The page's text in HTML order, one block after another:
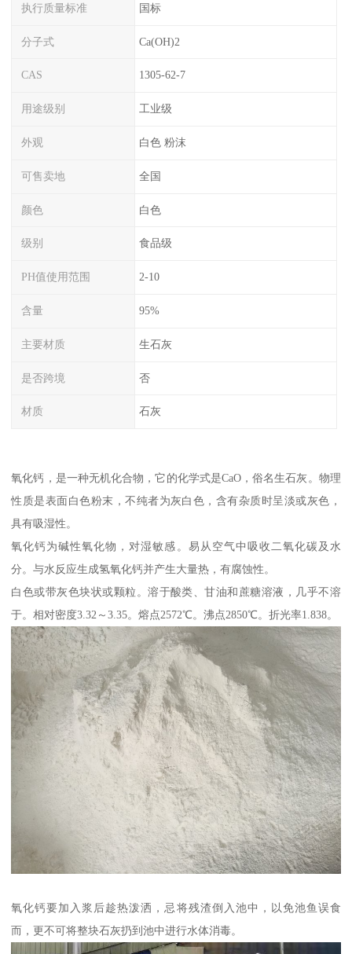
执行质量标准 国标
分子式 Ca(OH)2
CAS 1305-62-7
用途级别 工业级
外观 白色 粉沫
可售卖地 全国
颜色 白色
级别 食品级
PH值使用范围 2-10
含量 95%
主要材质 生石灰
是否跨境 否
材质 石灰
氧化钙，是一种无机化合物，它的化学式是CaO，俗名生石灰。物理
性质是表面白色粉末，不纯者为灰白色，含有杂质时呈淡或灰色，
具有吸湿性。
氧化钙为碱性氧化物，对湿敏感。易从空气中吸收二氧化碳及水
分。与水反应生成氢氧化钙并产生大量热，有腐蚀性。
白色或带灰色块状或颗粒。溶于酸类、甘油和蔗糖溶液，几乎不溶
于。相对密度3.32～3.35。熔点2572℃。沸点2850℃。折光率1.838。
氧化钙要加入浆后趁热泼洒，忌将残渣倒入池中，以免池鱼误食
而，更不可将整块石灰扔到池中进行水体消毒。